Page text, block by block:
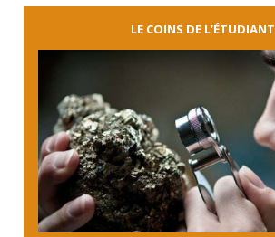
LE COINS DE L’ÉTUDIANT